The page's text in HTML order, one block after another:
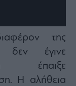
της
δεν έγινε
έπαιξε
Η αλήθεια